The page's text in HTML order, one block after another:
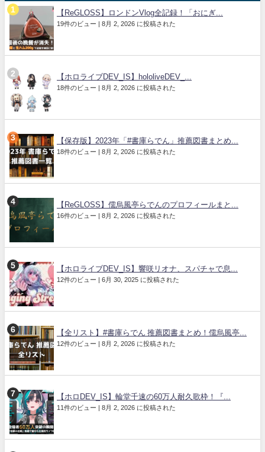
【ReGLOSS】ロンドンVlog全記録！「おにぎ...
19件のビュー | 8月 2, 2026 に投稿された
【ホロライブDEV_IS】hololiveDEV_...
18件のビュー | 8月 2, 2026 に投稿された
【保存版】2023年「#書庫らでん」推薦図書まとめ...
18件のビュー | 8月 2, 2026 に投稿された
【ReGLOSS】儒烏風亭らでんのプロフィールまと...
16件のビュー | 8月 2, 2026 に投稿された
【ホロライブDEV_IS】響咲リオナ、スパチャで息...
12件のビュー | 6月 30, 2025 に投稿された
【全リスト】#書庫らでん 推薦図書まとめ！儒烏風亭...
12件のビュー | 8月 2, 2026 に投稿された
【ホロDEV_IS】輪堂千速の60万人耐久歌枠！『...
11件のビュー | 8月 2, 2026 に投稿された